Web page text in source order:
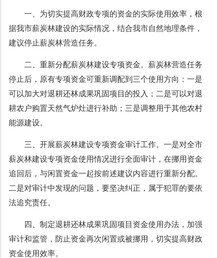
一、为切实提高财政专项的资金的实际使用效率，根
据我市薪炭林建设的实际情况，结合我市自然地理条件，
建议停止薪炭林营造任务。
二、重新分配薪炭林建设专项资金。薪炭林营造任务
停止后，原有专项资金可重新调配到三个使用方向：一是
可以加大对退耕还林成果巩固项目的投入；二是可以对退
耕农户购置天然气炉灶进行补助；三是调整用于其他农村
能源建设。
三、开展薪炭林建设专项资金审计工作。一是对全市
薪炭林建设专项资金使用情况进行全面审计，在挪用资金
追回后，与闲置资金一起按前述建议内容进行重新分配。
二是对审计中发现的问题，要坚决纠正，属于犯罪的要依
法追究责任。
四、制定退耕还林成果巩固项目资金使用办法，加强
审计和监管，防止资金再次闲置或被挪用，切实提高财政
资金使用效率。